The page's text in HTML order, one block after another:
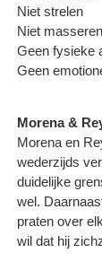
Niet strelen
Niet masseren
Geen fysieke
Geen
Morena &
Morena en
wederzijds
duidelijke
wel.
praten over
wil dat hij